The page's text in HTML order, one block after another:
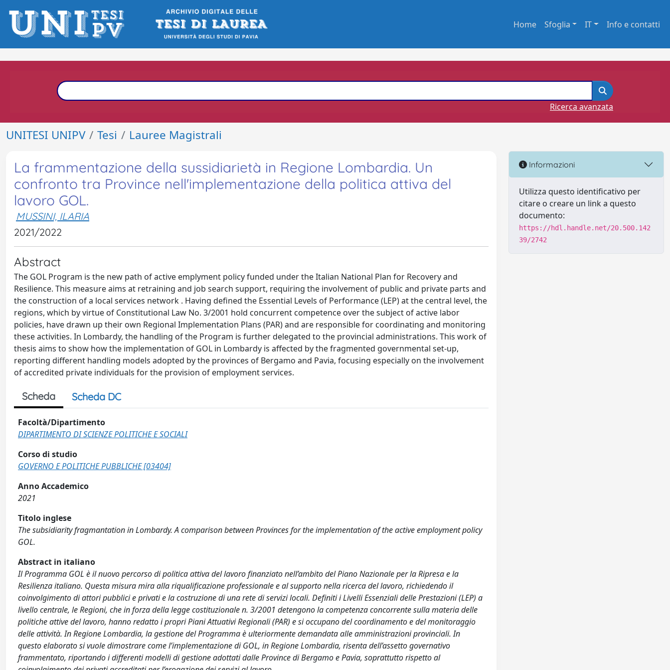
Home Sfoglia IT Info e contatti
Ricerca avanzata
UNITESI UNIPV Tesi Lauree Magistrali
La frammentazione della sussidiarietà in Regione Lombardia. Un
confronto tra Province nell'implementazione della politica attiva del
lavoro GOL.
MUSSINI, ILARIA
2021/2022
Abstract
The GOL Program is the new path of active emplyment policy funded under the Italian National Plan for Recovery and
Resilience. This measure aims at retraining and job search support, requiring the involvement of public and private parts and
the construction of a local services network . Having defined the Essential Levels of Performance (LEP) at the central level, the
regions, which by virtue of Constitutional Law No. 3/2001 hold concurrent competence over the subject of active labor
policies, have drawn up their own Regional Implementation Plans (PAR) and are responsible for coordinating and monitoring
these activities. In Lombardy, the handling of the Program is further delegated to the provincial administrations. This work of
thesis aims to show how the implementation of GOL in Lombardy is affected by the fragmented governmental set-up,
reporting different handling models adopted by the provinces of Bergamo and Pavia, focusing especially on the involvement
of accredited private individuals for the provision of employment services.
Scheda Scheda DC
Facoltà/Dipartimento
DIPARTIMENTO DI SCIENZE POLITICHE E SOCIALI
Corso di studio
GOVERNO E POLITICHE PUBBLICHE [03404]
Anno Accademico
2021
Titolo inglese
The subsidiarity fragmantation in Lombardy. A comparison between Provinces for the implementation of the active employment policy
GOL.
Abstract in italiano
Il Programma GOL è il nuovo percorso di politica attiva del lavoro finanziato nell’ambito del Piano Nazionale per la Ripresa e la
Resilienza italiano. Questa misura mira alla riqualificazione professionale e al supporto nella ricerca del lavoro, richiedendo il
coinvolgimento di attori pubblici e privati e la costruzione di una rete di servizi locali. Definiti i Livelli Essenziali delle Prestazioni (LEP) a
livello centrale, le Regioni, che in forza della legge costituzionale n. 3/2001 detengono la competenza concorrente sulla materia delle
politiche attive del lavoro, hanno redatto i propri Piani Attuativi Regionali (PAR) e si occupano del coordinamento e del monitoraggio
delle attività. In Regione Lombardia, la gestione del Programma è ulteriormente demandata alle amministrazioni provinciali. In
questo elaborato si vuole dimostrare come l’implementazione di GOL, in Regione Lombardia, risenta dell’assetto governativo
frammentato, riportando i differenti modelli di gestione adottati dalle Province di Bergamo e Pavia, soprattutto rispetto al
Informazioni
Utilizza questo identificativo per
citare o creare un link a questo
documento:
https://hdl.handle.net/20.500.142
39/2742